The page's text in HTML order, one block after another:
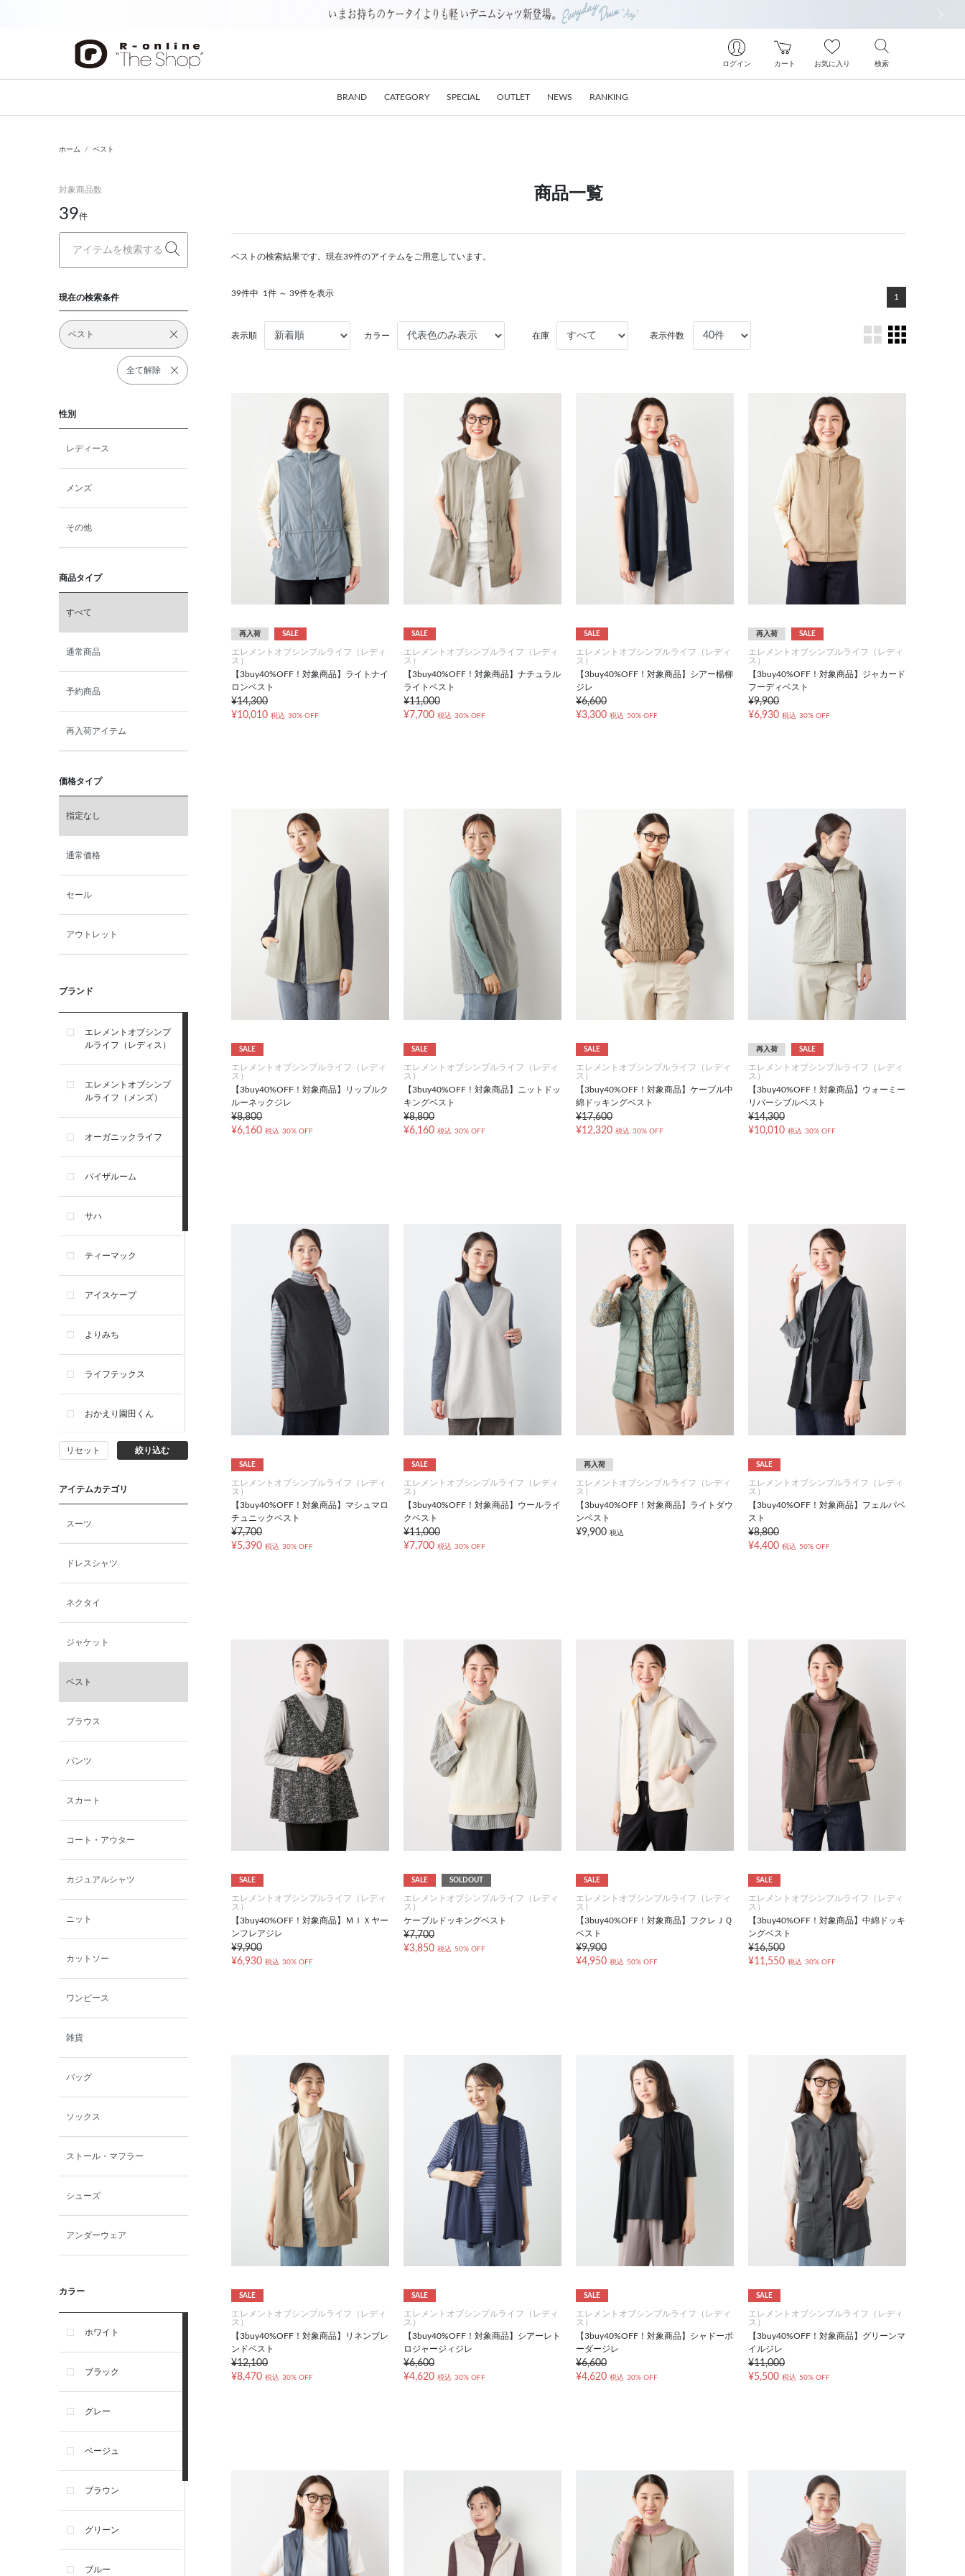
ログイン カート お気に入り 検索
BRAND CATEGORY SPECIAL OUTLET NEWS RANKING
ホーム ベスト
対象商品数
39件
現在の検索条件
ベスト
全て解除
性別
レディース
メンズ
その他
商品タイプ
すべて
通常商品
予約商品
再入荷アイテム
価格タイプ
指定なし
通常価格
セール
アウトレット
ブランド
エレメントオブシンプ
ルライフ（レディス）
エレメントオブシンプ
ルライフ（メンズ）
オーガニックライフ
バイザルーム
サハ
ティーマック
アイスケープ
よりみち
ライフテックス
おかえり園田くん
ビー・エー・ジー
イヴィスト
ン
西脇シリーズ
小泉革店
シャミー
パーソンズジーンズ
ファインデーション
ローズペッシュ / パル
モンド
リセット 絞り込む
アイテムカテゴリ
スーツ
ドレスシャツ
ネクタイ
ジャケット
ベスト
ブラウス
パンツ
スカート
コート・アウター
カジュアルシャツ
ニット
カットソー
ワンピース
雑貨
バッグ
ソックス
ストール・マフラー
シューズ
アンダーウェア
カラー
ホワイト
ブラック
グレー
ベージュ
ブラウン
グリーン
ブルー
商品一覧
ベストの検索結果です。現在39件のアイテムをご用意しています。
39件中 1件 ～ 39件を表示 1
表示順 カラー 在庫 表示件数
再入荷 SALE
エレメントオブシンプルライフ（レディ
ス）
【3buy40%OFF！対象商品】ライトナイ
ロンベスト
¥14,300
¥10,010 税込 30% OFF
SALE
エレメントオブシンプルライフ（レディ
ス）
【3buy40%OFF！対象商品】ナチュラル
ライトベスト
¥11,000
¥7,700 税込 30% OFF
SALE
エレメントオブシンプルライフ（レディ
ス）
【3buy40%OFF！対象商品】シアー楊柳
ジレ
¥6,600
¥3,300 税込 50% OFF
再入荷 SALE
エレメントオブシンプルライフ（レディ
ス）
【3buy40%OFF！対象商品】ジャカード
フーディベスト
¥9,900
¥6,930 税込 30% OFF
SALE
エレメントオブシンプルライフ（レディ
ス）
【3buy40%OFF！対象商品】リップルク
ルーネックジレ
¥8,800
¥6,160 税込 30% OFF
SALE
エレメントオブシンプルライフ（レディ
ス）
【3buy40%OFF！対象商品】ニットドッ
キングベスト
¥8,800
¥6,160 税込 30% OFF
SALE
エレメントオブシンプルライフ（レディ
ス）
【3buy40%OFF！対象商品】ケーブル中
綿ドッキングベスト
¥17,600
¥12,320 税込 30% OFF
再入荷 SALE
エレメントオブシンプルライフ（レディ
ス）
【3buy40%OFF！対象商品】ウォーミー
リバーシブルベスト
¥14,300
¥10,010 税込 30% OFF
SALE
エレメントオブシンプルライフ（レディ
ス）
【3buy40%OFF！対象商品】マシュマロ
チュニックベスト
¥7,700
¥5,390 税込 30% OFF
SALE
エレメントオブシンプルライフ（レディ
ス）
【3buy40%OFF！対象商品】ウールライ
クベスト
¥11,000
¥7,700 税込 30% OFF
再入荷
エレメントオブシンプルライフ（レディ
ス）
【3buy40%OFF！対象商品】ライトダウ
ンベスト
¥9,900 税込
SALE
エレメントオブシンプルライフ（レディ
ス）
【3buy40%OFF！対象商品】フェルパベ
スト
¥8,800
¥4,400 税込 50% OFF
SALE
エレメントオブシンプルライフ（レディ
ス）
【3buy40%OFF！対象商品】ＭＩＸヤー
ンフレアジレ
¥9,900
¥6,930 税込 30% OFF
SALE SOLDOUT
エレメントオブシンプルライフ（レディ
ス）
ケーブルドッキングベスト
¥7,700
¥3,850 税込 50% OFF
SALE
エレメントオブシンプルライフ（レディ
ス）
【3buy40%OFF！対象商品】フクレＪＱ
ベスト
¥9,900
¥4,950 税込 50% OFF
SALE
エレメントオブシンプルライフ（レディ
ス）
【3buy40%OFF！対象商品】中綿ドッキ
ングベスト
¥16,500
¥11,550 税込 30% OFF
SALE
エレメントオブシンプルライフ（レディ
ス）
【3buy40%OFF！対象商品】リネンブレ
ンドベスト
¥12,100
¥8,470 税込 30% OFF
SALE
エレメントオブシンプルライフ（レディ
ス）
【3buy40%OFF！対象商品】シアーレト
ロジャージィジレ
¥6,600
¥4,620 税込 30% OFF
SALE
エレメントオブシンプルライフ（レディ
ス）
【3buy40%OFF！対象商品】シャドーボ
ーダージレ
¥6,600
¥4,620 税込 30% OFF
SALE
エレメントオブシンプルライフ（レディ
ス）
【3buy40%OFF！対象商品】グリーンマ
イルジレ
¥11,000
¥5,500 税込 50% OFF